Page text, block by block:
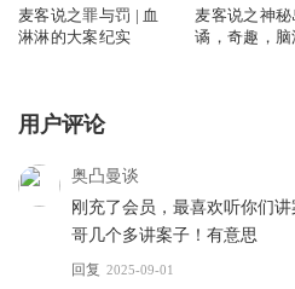
麦客说之罪与罚 | 血
淋淋的大案纪实
麦客说之神秘
谲，奇趣，脑
用户评论
奥凸曼谈
刚充了会员，最喜欢听你们
哥几个多讲案子！有意思
回复 2025-09-01